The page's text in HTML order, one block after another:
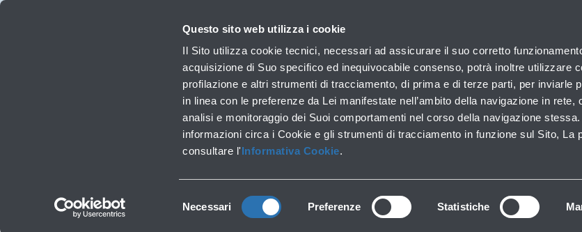
Questo sito web utilizza i cookie
Il Sito utilizza cookie tecnici, necessari ad assicurare il suo corretto
acquisizione di Suo specifico ed inequivocabile consenso, potrà inoltre utilizzare
profilazione e altri strumenti di tracciamento, di prima e di terze parti, per inviarle
in linea con le preferenze da Lei manifestate nell’ambito della navigazione in rete,
analisi e monitoraggio dei Suoi comportamenti nel corso della navigazione
informazioni circa i Cookie e gli strumenti di tracciamento in funzione sul Sito, La
consultare l'Informativa Cookie.
del
Necessari Preferenze Statistiche
Voli
Orari, destinazioni e info
Parcheggi
Soste brevi e lunghe
Da e per l'aeroporto
Trasporti pubblici e auto
In
Lounge,